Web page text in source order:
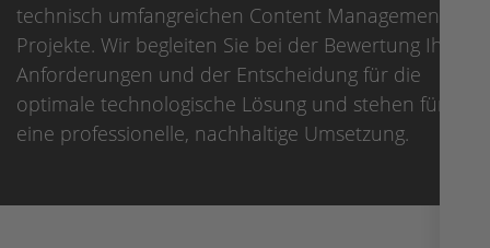
technisch umfangreichen Content Management
Projekte. Wir begleiten Sie bei der Bewertung Ihrer
Anforderungen und der Entscheidung für die
optimale technologische Lösung und stehen für
eine professionelle, nachhaltige Umsetzung.